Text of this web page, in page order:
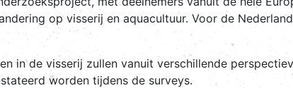
op visserij en aquacultuur. Voor de
in de visserij zullen vanuit verschillende
worden tijdens de surveys.